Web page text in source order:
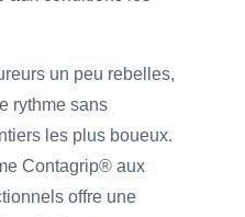
un peu rebelles,
rythme sans
les plus boueux.
Contagrip® aux
offre une